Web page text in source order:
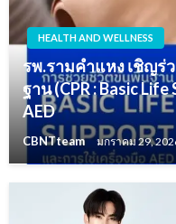
HEALTH AND WELLNESS
รพ.รามคำแหง เชิญ
ฐาน (CPR : Basic
AED
CBNTteam มกราคม 29,